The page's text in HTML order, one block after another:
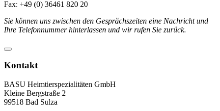
Fax: +49 (0) 36461 820 20
Sie können uns zwischen den Gesprächszeiten eine Nachricht und
Ihre Telefonnummer hinterlassen und wir rufen Sie zurück.
Kontakt
BASU Heimtierspezialitäten GmbH
Kleine Bergstraße 2
99518 Bad Sulza